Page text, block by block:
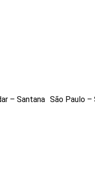
– Santana São Paulo